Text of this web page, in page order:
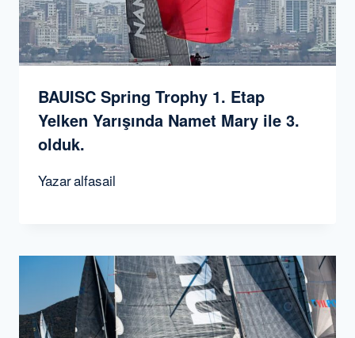
BAUISC Spring Trophy 1. Etap
Yelken Yarışında Namet Mary ile 3.
olduk.
Yazaralfasail